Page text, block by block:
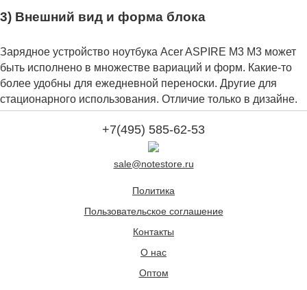
3) Внешний вид и форма блока
Зарядное устройство ноутбука Acer ASPIRE M3 M3 может
быть исполнено в множестве вариаций и форм. Какие-то
более удобны для ежедневной переноски. Другие для
стационарного использования. Отличие только в дизайне.
+7(495) 585-62-53
sale@notestore.ru
Политика
Пользовательское соглашение
Контакты
О нас
Оптом